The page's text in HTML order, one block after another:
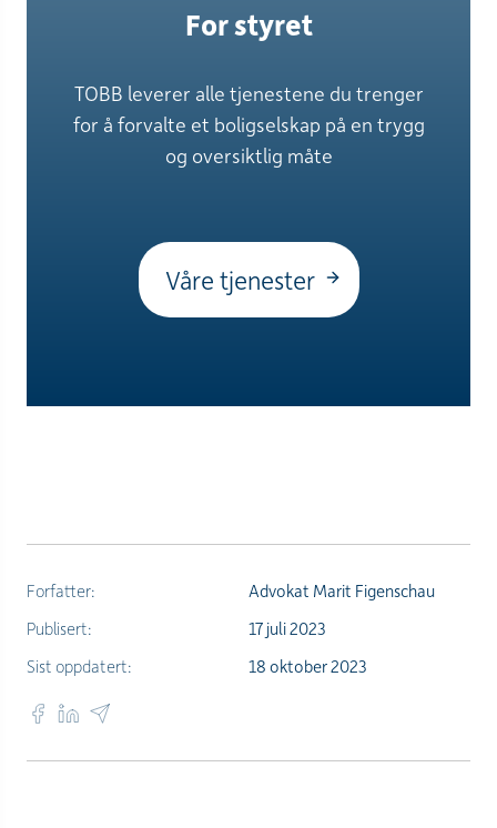
For styret
TOBB leverer alle tjenestene du trenger
for å forvalte et boligselskap på en trygg
og oversiktlig måte
Våre tjenester
Forfatter:
Advokat Marit Figenschau
Publisert:
17 juli 2023
Sist oppdatert:
18 oktober 2023